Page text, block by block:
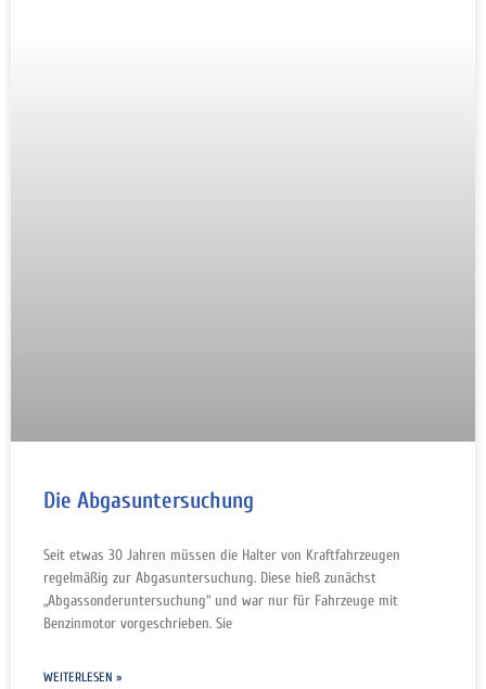
Die Abgasuntersuchung
Seit etwas 30 Jahren müssen die Halter von Kraftfahrzeugen
regelmäßig zur Abgasuntersuchung. Diese hieß zunächst
„Abgassonderuntersuchung“ und war nur für Fahrzeuge mit
Benzinmotor vorgeschrieben. Sie
WEITERLESEN »